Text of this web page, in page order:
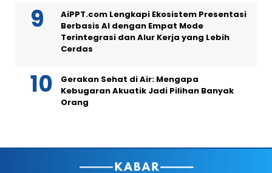
AiPPT.com Lengkapi Ekosistem Presentasi
Berbasis AI dengan Empat Mode
Terintegrasi dan Alur Kerja yang Lebih
Cerdas
Gerakan Sehat di Air: Mengapa
Kebugaran Akuatik Jadi Pilihan Banyak
Orang